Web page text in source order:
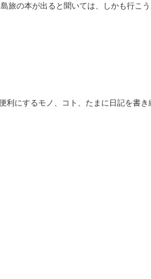
の本が出ると聞いては、しかも行こ
にするモノ、コト、たまに日記を書